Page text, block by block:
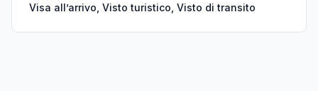
Visa all’arrivo, Visto turistico, Visto di transito